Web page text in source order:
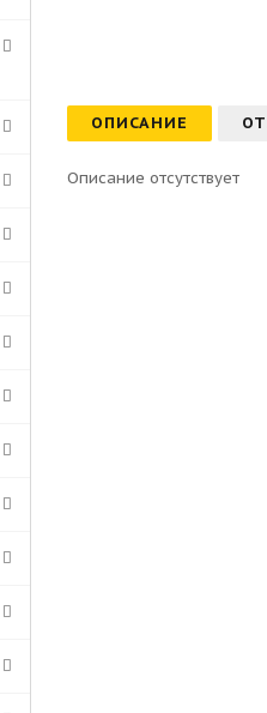
ОПИСАНИЕ
Описание отсутствует